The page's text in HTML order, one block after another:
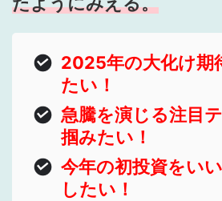
2025年の大化け期
たい！
急騰を演じる注目
掴みたい！
今年の初投資をい
したい！